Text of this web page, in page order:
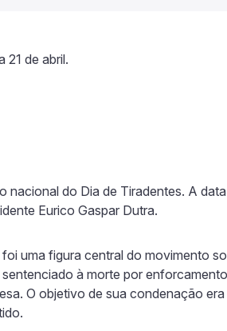
21 de abril.
nacional do Dia de Tiradentes. A
Eurico Gaspar Dutra.
uma figura central do movimento
à morte por
O objetivo de sua condenação